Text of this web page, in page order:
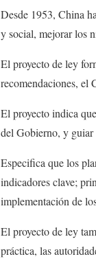
Desde 1953, China
y social, mejorar los
El proyecto de ley
recomendaciones, el
El proyecto indica
del Gobierno, y guiar
Especifica que los
indicadores clave;
implementación de
El proyecto de ley
práctica, las